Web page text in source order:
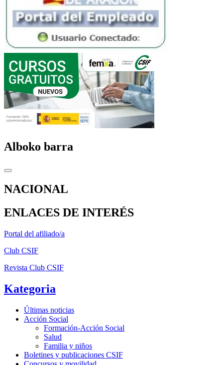
Alboko barra
NACIONAL
ENLACES DE INTERÉS
Portal del afiliado/a
Club CSIF
Revista Club CSIF
Kategoria
Últimas noticias
Acción Social
Formación-Acción Social
Salud
Familia y niños
Boletines y publicaciones CSIF